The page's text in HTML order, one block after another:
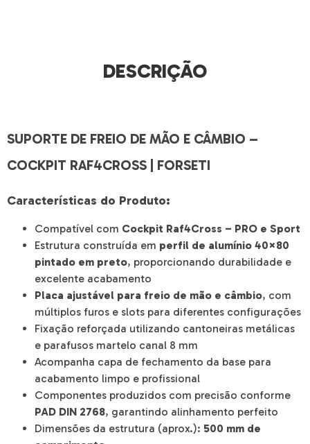
DESCRIÇÃO
SUPORTE DE FREIO DE MÃO E CÂMBIO –
COCKPIT RAF4CROSS | FORSETI
Características do Produto:
Compatível com Cockpit Raf4Cross – PRO e Sport
Estrutura construída em perfil de alumínio 40×80
pintado em preto, proporcionando durabilidade e
excelente acabamento
Placa ajustável para freio de mão e câmbio, com
múltiplos furos e slots para diferentes configurações
Fixação reforçada utilizando cantoneiras metálicas
e parafusos martelo canal 8 mm
Acompanha capa de fechamento da base para
acabamento limpo e profissional
Componentes produzidos com precisão conforme
PAD DIN 2768, garantindo alinhamento perfeito
Dimensões da estrutura (aprox.): 500 mm de